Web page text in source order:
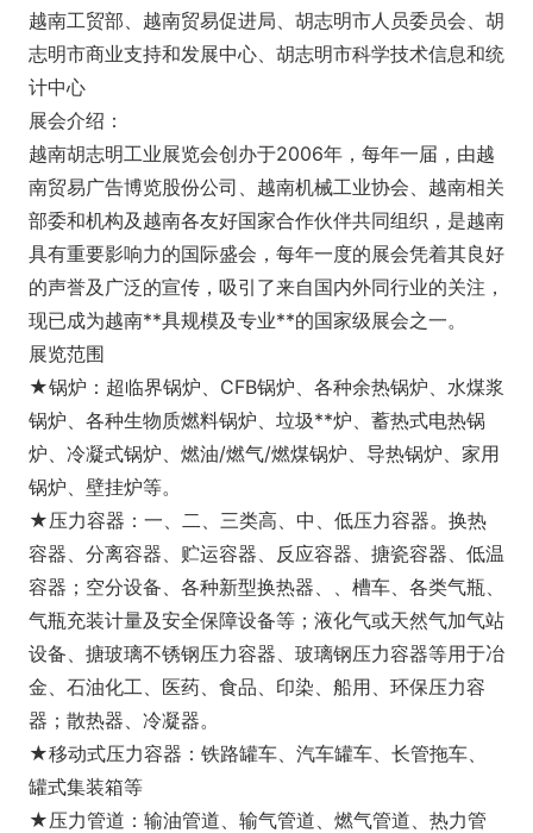
越南工贸部、越南贸易促进局、胡志明市人员委员会、胡
志明市商业支持和发展中心、胡志明市科学技术信息和统
计中心
展会介绍：
越南胡志明工业展览会创办于2006年，每年一届，由越
南贸易广告博览股份公司、越南机械工业协会、越南相关
部委和机构及越南各友好国家合作伙伴共同组织，是越南
具有重要影响力的国际盛会，每年一度的展会凭着其良好
的声誉及广泛的宣传，吸引了来自国内外同行业的关注，
现已成为越南**具规模及专业**的国家级展会之一。
展览范围
★锅炉：超临界锅炉、CFB锅炉、各种余热锅炉、水煤浆
锅炉、各种生物质燃料锅炉、垃圾**炉、蓄热式电热锅
炉、冷凝式锅炉、燃油/燃气/燃煤锅炉、导热锅炉、家用
锅炉、壁挂炉等。
★压力容器：一、二、三类高、中、低压力容器。换热
容器、分离容器、贮运容器、反应容器、搪瓷容器、低温
容器；空分设备、各种新型换热器、、槽车、各类气瓶、
气瓶充装计量及安全保障设备等；液化气或天然气加气站
设备、搪玻璃不锈钢压力容器、玻璃钢压力容器等用于冶
金、石油化工、医药、食品、印染、船用、环保压力容
器；散热器、冷凝器。
★移动式压力容器：铁路罐车、汽车罐车、长管拖车、
罐式集装箱等
★压力管道：输油管道、输气管道、燃气管道、热力管